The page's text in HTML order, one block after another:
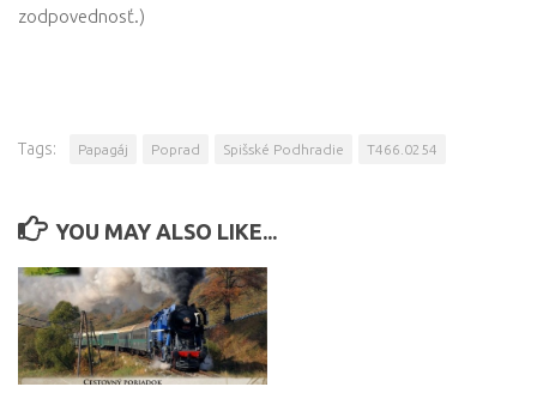
zodpovednosť.)
Tags: Papagáj Poprad Spišské Podhradie T466.0254
YOU MAY ALSO LIKE...